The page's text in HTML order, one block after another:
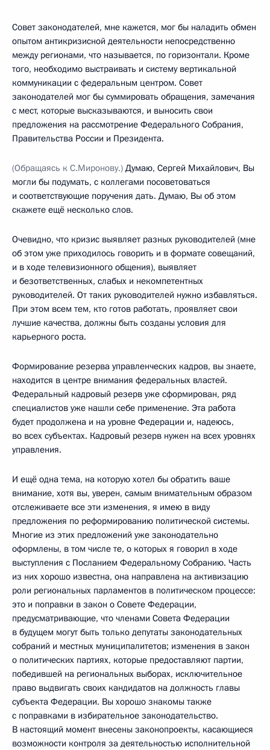
Совет законодателей, мне кажется, мог бы наладить обмен
опытом антикризисной деятельности непосредственно
между регионами, что называется, по горизонтали. Кроме
того, необходимо выстраивать и систему вертикальной
коммуникации с федеральным центром. Совет
законодателей мог бы суммировать обращения, замечания
с мест, которые высказываются, и выносить свои
предложения на рассмотрение Федерального Собрания,
Правительства России и Президента.
(Обращаясь к С.Миронову.) Думаю, Сергей Михайлович, Вы
могли бы подумать, с коллегами посоветоваться
и соответствующие поручения дать. Думаю, Вы об этом
скажете ещё несколько слов.
Очевидно, что кризис выявляет разных руководителей (мне
об этом уже приходилось говорить и в формате совещаний,
и в ходе телевизионного общения), выявляет
и безответственных, слабых и некомпетентных
руководителей. От таких руководителей нужно избавляться.
При этом всем тем, кто готов работать, проявляет свои
лучшие качества, должны быть созданы условия для
карьерного роста.
Формирование резерва управленческих кадров, вы знаете,
находится в центре внимания федеральных властей.
Федеральный кадровый резерв уже сформирован, ряд
специалистов уже нашли себе применение. Эта работа
будет продолжена и на уровне Федерации и, надеюсь,
во всех субъектах. Кадровый резерв нужен на всех уровнях
управления.
И ещё одна тема, на которую хотел бы обратить ваше
внимание, хотя вы, уверен, самым внимательным образом
отслеживаете все эти изменения, я имею в виду
предложения по реформированию политической системы.
Многие из этих предложений уже законодательно
оформлены, в том числе те, о которых я говорил в ходе
выступления с Посланием Федеральному Собранию. Часть
из них хорошо известна, она направлена на активизацию
роли региональных парламентов в политическом процессе:
это и поправки в закон о Совете Федерации,
предусматривающие, что членами Совета Федерации
в будущем могут быть только депутаты законодательных
собраний и местных муниципалитетов; изменения в закон
о политических партиях, которые предоставляют партии,
победившей на региональных выборах, исключительное
право выдвигать своих кандидатов на должность главы
субъекта Федерации. Вы хорошо знакомы также
с поправками в избирательное законодательство.
В настоящий момент внесены законопроекты, касающиеся
возможности контроля за деятельностью исполнительной